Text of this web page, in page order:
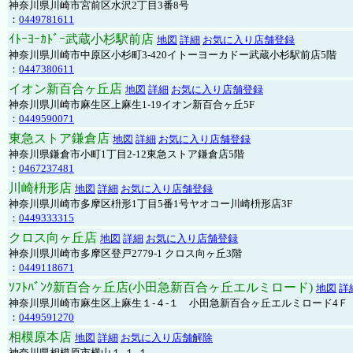
神奈川県川崎市宮前区水沢2丁目3番8号
： 0449781611
ｲﾄｰﾖｰｶﾄﾞｰ武蔵小杉駅前店 地図 詳細 お気に入り店舗登録
神奈川県川崎市中原区小杉町3-420イトーヨーカドー武蔵小杉駅前店5階
： 0447380611
イオン新百合ヶ丘店 地図 詳細 お気に入り店舗登録
神奈川県川崎市麻生区上麻生1-19イオン新百合ヶ丘5F
： 0449590071
東急ストア鎌倉店 地図 詳細 お気に入り店舗登録
神奈川県鎌倉市小町1丁目2-12東急ストア鎌倉店5階
： 0467237481
川崎枡形店 地図 詳細 お気に入り店舗登録
神奈川県川崎市多摩区枡形1丁目5番1号ヤオコー川崎枡形店3F
： 0449333315
クロス向ヶ丘店 地図 詳細 お気に入り店舗登録
神奈川県川崎市多摩区登戸2779-1 クロス向ヶ丘3階
： 0449118671
ｿﾌﾄﾊﾞﾝｸ新百合ヶ丘店(小田急新百合ヶ丘エルミロード) 地図 詳
神奈川県川崎市麻生区上麻生１-４-１ 小田急新百合ヶ丘エルミロード4Ｆ
： 0449591270
相模原本店 地図 詳細 お気に入り店舗解除